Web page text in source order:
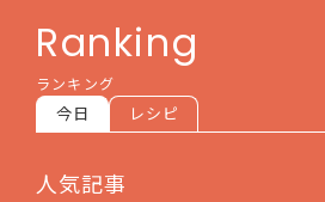
Ranking
ランキング
今日 レシピ
人気記事